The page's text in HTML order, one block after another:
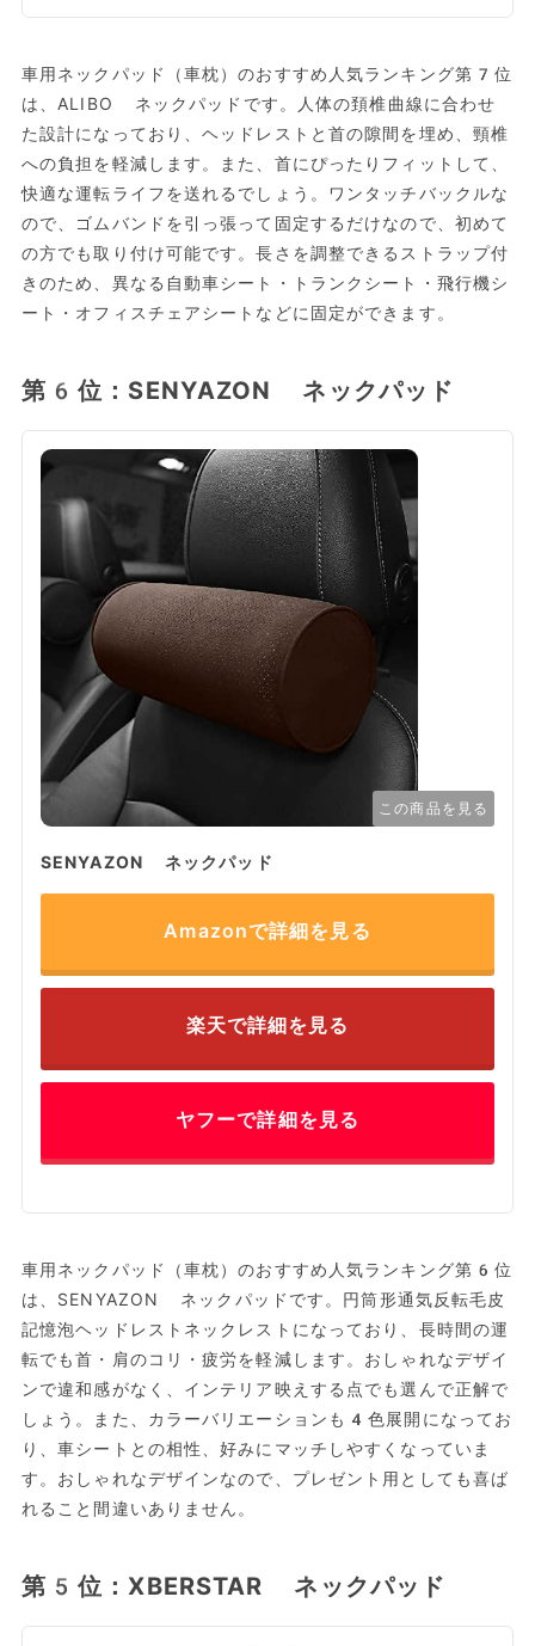
車用ネックパッド（車枕）のおすすめ人気ランキング第7位
は、ALIBO ネックパッドです。人体の頚椎曲線に合わせ
た設計になっており、ヘッドレストと首の隙間を埋め、頸椎
への負担を軽減します。また、首にぴったりフィットして、
快適な運転ライフを送れるでしょう。ワンタッチバックルな
ので、ゴムバンドを引っ張って固定するだけなので、初めて
の方でも取り付け可能です。長さを調整できるストラップ付
きのため、異なる自動車シート・トランクシート・飛行機シ
ート・オフィスチェアシートなどに固定ができます。
第6位：SENYAZON ネックパッド
この商品を見る
SENYAZON ネックパッド
Amazonで詳細を見る
楽天で詳細を見る
ヤフーで詳細を見る
車用ネックパッド（車枕）のおすすめ人気ランキング第6位
は、SENYAZON ネックパッドです。円筒形通気反転毛皮
記憶泡ヘッドレストネックレストになっており、長時間の運
転でも首・肩のコリ・疲労を軽減します。おしゃれなデザイ
ンで違和感がなく、インテリア映えする点でも選んで正解で
しょう。また、カラーバリエーションも4色展開になってお
り、車シートとの相性、好みにマッチしやすくなっていま
す。おしゃれなデザインなので、プレゼント用としても喜ば
れること間違いありません。
第5位：XBERSTAR ネックパッド